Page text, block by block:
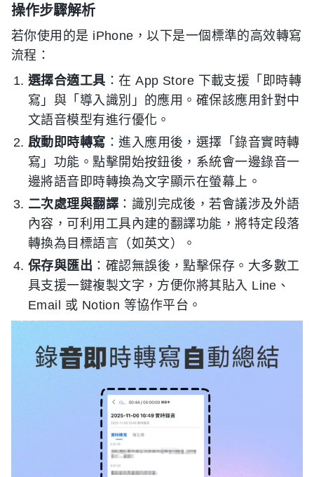
操作步驟解析
若你使用的是 iPhone，以下是一個標準的高效轉寫
流程：
選擇合適工具 ：在 App Store 下載支援「即時轉
寫」與「導入識別」的應用。確保該應用針對中
文語音模型有進行優化。
啟動即時轉寫 ：進入應用後，選擇「錄音實時轉
寫」功能。點擊開始按鈕後，系統會一邊錄音一
邊將語音即時轉換為文字顯示在螢幕上。
二次處理與翻譯 ：識別完成後，若會議涉及外語
內容，可利用工具內建的翻譯功能，將特定段落
轉換為目標語言（如英文）。
保存與匯出 ：確認無誤後，點擊保存。大多數工
具支援一鍵複製文字，方便你將其貼入 Line、
Email 或 Notion 等協作平台。